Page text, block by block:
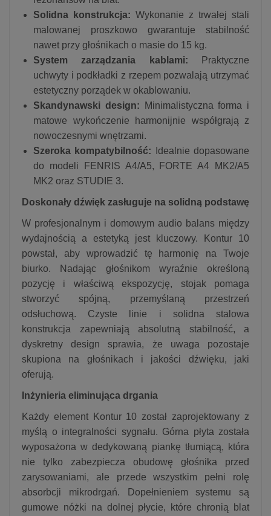
Solidna konstrukcja: Wykonanie z trwałej stali
malowanej proszkowo gwarantuje stabilność
nawet przy głośnikach o masie do 15 kg.
System zarządzania kablami: Praktyczne
uchwyty i podkładki z rzepem pozwalają utrzymać
estetyczny porządek w okablowaniu.
Skandynawski design: Minimalistyczna forma i
matowe wykończenie harmonijnie współgrają z
nowoczesnymi wnętrzami.
Szeroka kompatybilność: Idealnie dopasowane
do modeli FENRIS A4/A5, FORTE A4 MK2/A5
MK2 oraz STUDIE 3.
Doskonały dźwięk zasługuje na solidną podstawę
W profesjonalnym i domowym audio balans między
wydajnością a estetyką jest kluczowy. Kontur 10
powstał, aby wprowadzić tę harmonię na Twoje
biurko. Nadając głośnikom wyraźnie określoną
pozycję i właściwą ekspozycję, stojak pomaga
stworzyć spójną, przemyślaną przestrzeń
odsłuchową. Czyste linie i solidna stalowa
konstrukcja zapewniają absolutną stabilność, a
dyskretny design sprawia, że uwaga pozostaje
skupiona na głośnikach i jakości dźwięku, jaki
oferują.
Inżynieria eliminująca drgania
Każdy element Kontur 10 został zaprojektowany z
myślą o integralności sygnału. Górna płyta została
wyposażona w dedykowaną piankę tłumiącą, która
nie tylko zabezpiecza obudowę głośnika przed
zarysowaniami, ale przede wszystkim pełni rolę
absorbcji mikrodrgań. Dopełnieniem systemu są
gumowe nóżki na dolnej płycie, które chronią blat